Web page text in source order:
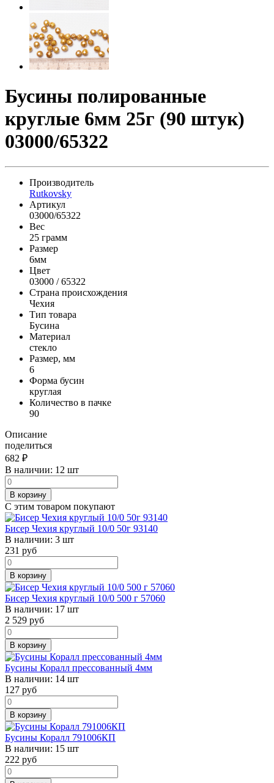
Бусины полированные
круглые 6мм 25г (90 штук)
03000/65322
Производитель
Rutkovsky
Артикул
03000/65322
Вес
25 грамм
Размер
6мм
Цвет
03000 / 65322
Страна происхождения
Чехия
Тип товара
Бусина
Материал
стекло
Размер, мм
6
Форма бусин
круглая
Количество в пачке
90
Описание
поделиться
682 ₽
В наличии: 12 шт
В корзину
С этим товаром покупают
Бисер Чехия круглый 10/0 50г 93140
В наличии: 3 шт
231 руб
В корзину
Бисер Чехия круглый 10/0 500 г 57060
В наличии: 17 шт
2 529 руб
В корзину
Бусины Коралл прессованный 4мм
В наличии: 14 шт
127 руб
В корзину
Бусины Коралл 791006КП
В наличии: 15 шт
222 руб